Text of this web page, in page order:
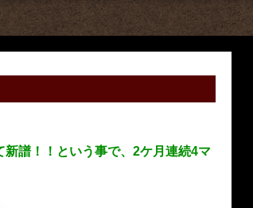
譜！！という事で、2ケ月連続4マ